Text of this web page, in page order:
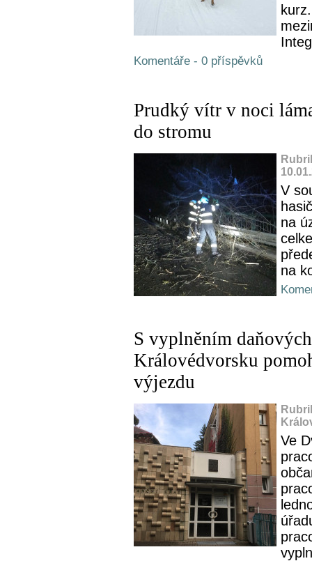
Komentáře - 0 příspěvků
Prudký vítr v noci
do stromu
V
na
na
S vyplněním
Královédvorsku
výjezdu
Ve